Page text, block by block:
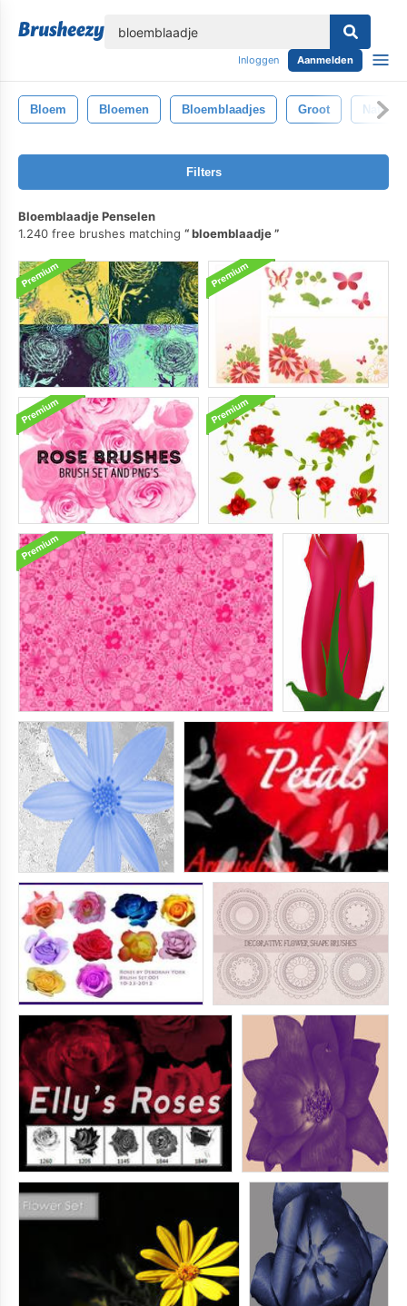
Inloggen Aanmelden
Bloem Bloemen Bloemblaadjes Groot Natuur
Filters
Bloemblaadje Penselen
1.240 free brushes matching
bloemblaadje